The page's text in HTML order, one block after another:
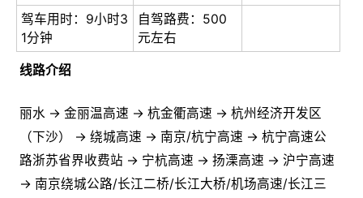
驾车用时：9小时3
1分钟
自驾路费：500
元左右
线路介绍
丽水 → 金丽温高速 → 杭金衢高速 → 杭州经济开发区
（下沙） → 绕城高速 → 南京/杭宁高速 → 杭宁高速公
路浙苏省界收费站 → 宁杭高速 → 扬溧高速 → 沪宁高速
→ 南京绕城公路/长江二桥/长江大桥/机场高速/长江三